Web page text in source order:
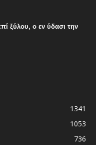
ξύλου, ο εν ύδασι την
1341
1053
736